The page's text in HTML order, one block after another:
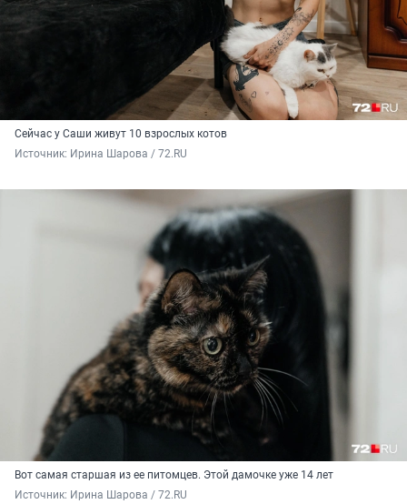
Сейчас у Саши живут 10 взрослых котов
Источник: Ирина Шарова / 72.RU
Вот самая старшая из ее питомцев. Этой дамочке уже 14 лет
Источник: Ирина Шарова / 72.RU